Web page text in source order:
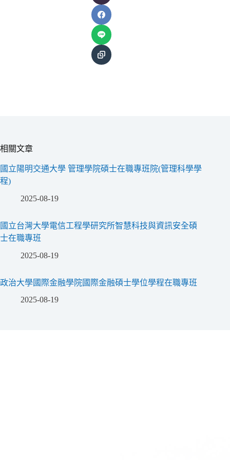
相關文章
國立陽明交通大學 管理學院碩士在職專班院(管理科學學
程)
2025-08-19
國立台灣大學電信工程學研究所智慧科技與資訊安全碩
士在職專班
2025-08-19
政治大學國際金融學院國際金融碩士學位學程在職專班
2025-08-19